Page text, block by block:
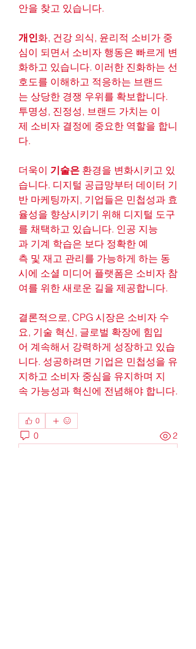
안을 찾고 있습니다.
개인화, 건강 의식, 윤리적 소비가 중
심이 되면서 소비자 행동은 빠르게 변
화하고 있습니다. 이러한 진화하는 선
호도를 이해하고 적응하는 브랜드
는 상당한 경쟁 우위를 확보합니다.
투명성, 진정성, 브랜드 가치는 이
제 소비자 결정에 중요한 역할을 합니
다.
더욱이 기술은 환경을 변화시키고 있
습니다. 디지털 공급망부터 데이터 기
반 마케팅까지, 기업들은 민첩성과 효
율성을 향상시키기 위해 디지털 도구
를 채택하고 있습니다. 인공 지능
과 기계 학습은 보다 정확한 예
측 및 재고 관리를 가능하게 하는 동
시에 소셜 미디어 플랫폼은 소비자 참
여를 위한 새로운 길을 제공합니다.
결론적으로, CPG 시장은 소비자 수
요, 기술 혁신, 글로벌 확장에 힘입
어 계속해서 강력하게 성장하고 있습
니다. 성공하려면 기업은 민첩성을 유
지하고 소비자 중심을 유지하며 지
속 가능성과 혁신에 전념해야 합니다.
0
0 2